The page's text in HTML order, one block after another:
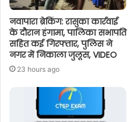
नवापारा ब्रेकिंग: रासुका कार्रवाई
के दौरान हंगामा, पालिका सभापति
सहित कई गिरफ्तार, पुलिस ने
नगर में निकाला जुलूस, VIDEO
23 hours ago